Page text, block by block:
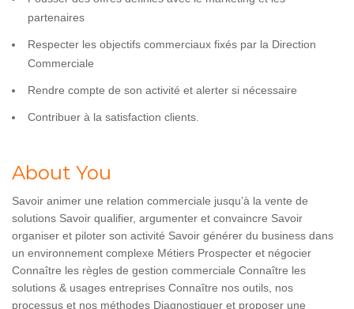
partenaires
Respecter les objectifs commerciaux fixés par la Direction
Commerciale
Rendre compte de son activité et alerter si nécessaire
Contribuer à la satisfaction clients.
About You
Savoir animer une relation commerciale jusqu’à la vente de
solutions Savoir qualifier, argumenter et convaincre Savoir
organiser et piloter son activité Savoir générer du business dans
un environnement complexe Métiers Prospecter et négocier
Connaître les règles de gestion commerciale Connaître les
solutions & usages entreprises Connaître nos outils, nos
processus et nos méthodes Diagnostiquer et proposer une